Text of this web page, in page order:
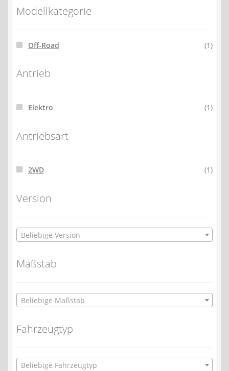
Modellkategorie
Off-Road (1)
Antrieb
Elektro (1)
Antriebsart
2WD (1)
Version
Beliebige Version
Maßstab
Beliebige Maßstab
Fahrzeugtyp
Beliebige Fahrzeugtyp